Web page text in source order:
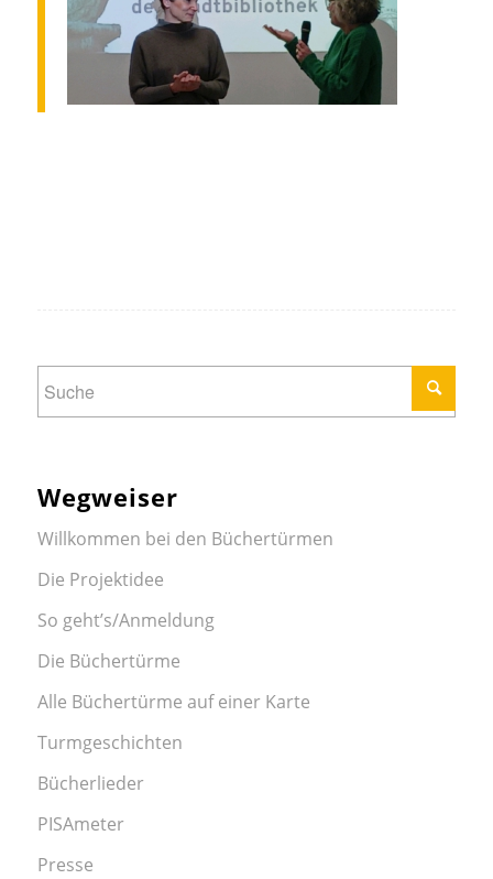
Wegweiser
Willkommen bei den Büchertürmen
Die Projektidee
So geht’s/Anmeldung
Die Büchertürme
Alle Büchertürme auf einer Karte
Turmgeschichten
Bücherlieder
PISAmeter
Presse